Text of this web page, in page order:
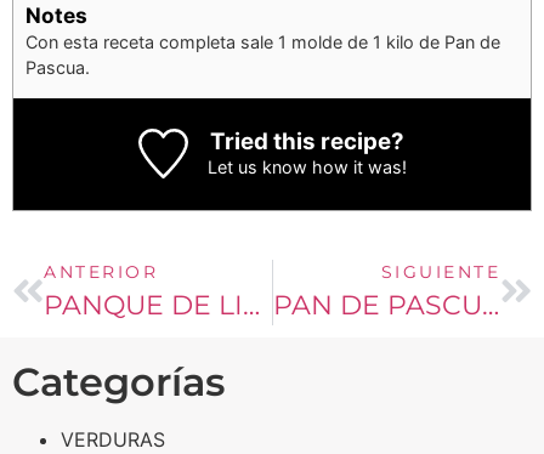
Notes
Con esta receta completa sale 1 molde de 1 kilo de Pan de
Pascua.
Tried this recipe?
Let us know how it was!
ANTERIOR
PANQUE DE LIMÓN
SIGUIENTE
PAN DE PASCUA IRLANDÉS KETO
Categorías
VERDURAS